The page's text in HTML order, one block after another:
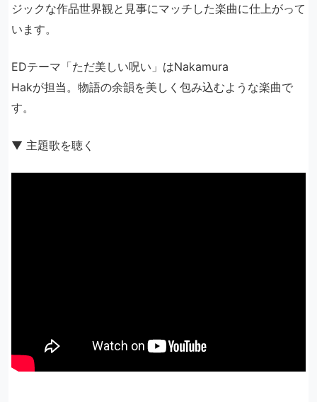
ジックな作品世界観と見事にマッチした楽曲に仕上がって
います。
EDテーマ「ただ美しい呪い」はNakamura
Hakが担当。物語の余韻を美しく包み込むような楽曲で
す。
▼ 主題歌を聴く